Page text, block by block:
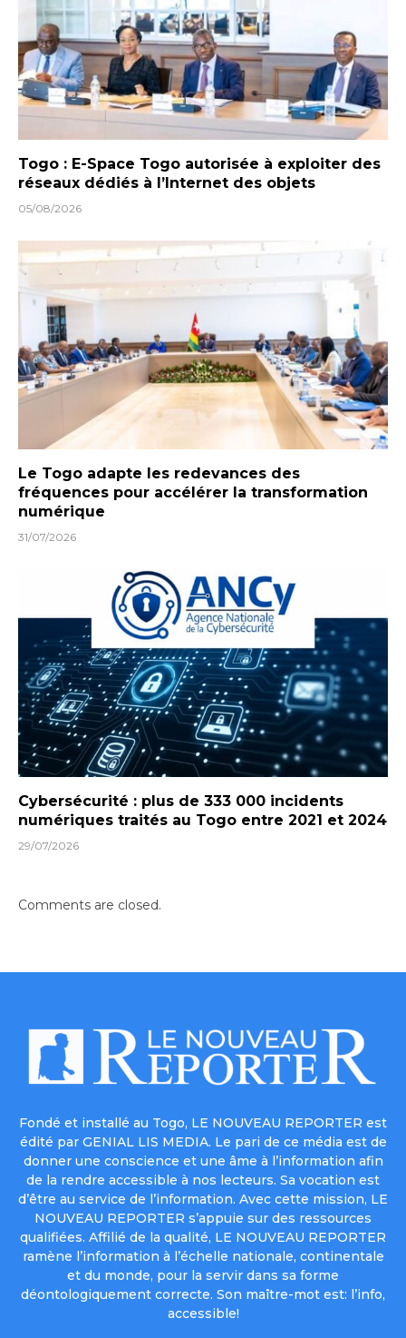
Togo : E-Space Togo autorisée à exploiter des
réseaux dédiés à l’Internet des objets
05/08/2026
Le Togo adapte les redevances des
fréquences pour accélérer la transformation
numérique
31/07/2026
Cybersécurité : plus de 333 000 incidents
numériques traités au Togo entre 2021 et 2024
29/07/2026
Comments are closed.
Fondé et installé au Togo, LE NOUVEAU REPORTER est
édité par GENIAL LIS MEDIA. Le pari de ce média est de
donner une conscience et une âme à l’information afin
de la rendre accessible à nos lecteurs. Sa vocation est
d’être au service de l’information. Avec cette mission, LE
NOUVEAU REPORTER s’appuie sur des ressources
qualifiées. Affilié de la qualité, LE NOUVEAU REPORTER
ramène l’information à l’échelle nationale, continentale
et du monde, pour la servir dans sa forme
déontologiquement correcte. Son maître-mot est: l’info,
accessible!